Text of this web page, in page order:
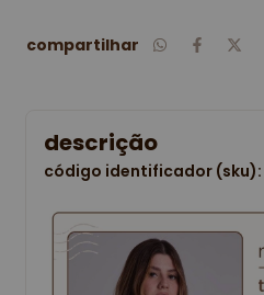
compartilhar
descrição
código identificador (sku):